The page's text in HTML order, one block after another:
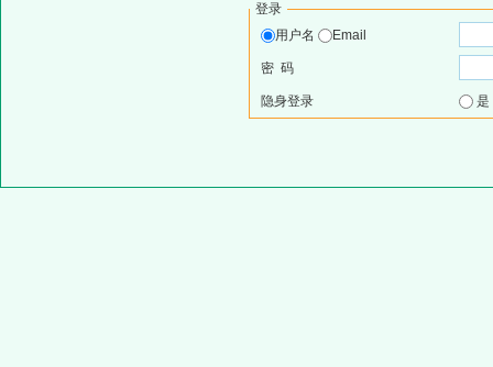
登录
用户名
Email
密 码
隐身登录